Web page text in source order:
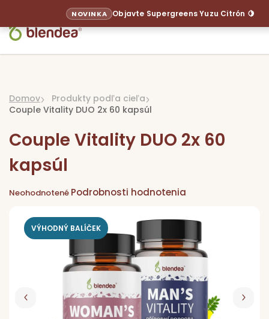
obsah
NOVINKA Objavte Supergreens Yuzu Citrón 🍋
Domov
Produkty podľa cieľa
Couple Vitality DUO 2x 60 kapsúl
Couple Vitality DUO 2x 60
kapsúl
hodnotenie
produktu
hviezdičiek.
Neohodnotené Podrobnosti hodnotenia
VÝHODNÝ BALÍČEK